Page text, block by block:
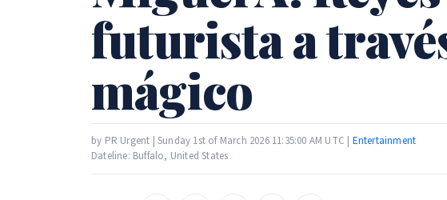
futurista a
mágico
by PR Urgent | Sunday 1st of March 2026 11:35:00 AM UTC | Entertainment
Dateline: Buffalo, United States